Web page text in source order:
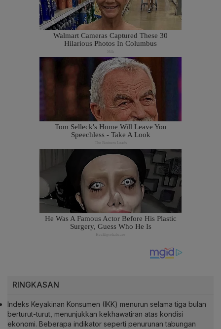
RINGKASAN
Indeks Keyakinan Konsumen (IKK) menurun selama tiga bulan
berturut-turut, menunjukkan kekhawatiran atas kondisi
ekonomi. Beberapa indikator seperti penurunan tabungan